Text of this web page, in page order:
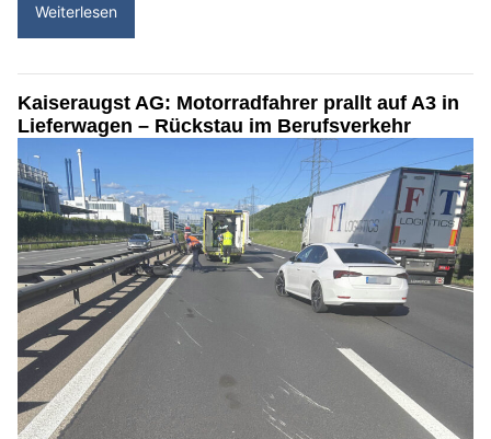
Weiterlesen
Kaiseraugst AG: Motorradfahrer prallt auf A3 in
Lieferwagen – Rückstau im Berufsverkehr